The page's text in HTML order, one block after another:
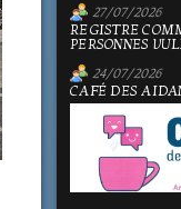
27/07/2026
REGISTRE
PERSONNES
24/07/2026
CAFÉ DES